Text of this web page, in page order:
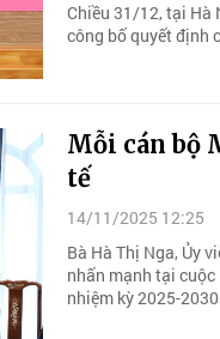
Chiều 31/12, tại Hà
công bố quyết định
Mỗi cán bộ
tế
14/11/2025 12:25
Bà Hà Thị Nga, Ủy
nhấn mạnh tại
nhiệm kỳ 2025-